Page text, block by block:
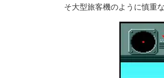
そ大型旅客機のように慎重